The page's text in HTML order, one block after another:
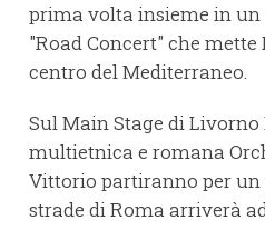
prima volta insieme in
"Road Concert" che
centro del Mediterraneo.
Sul Main Stage di Livorno
multietnica e romana
Vittorio partiranno per un
strade di Roma arriverà